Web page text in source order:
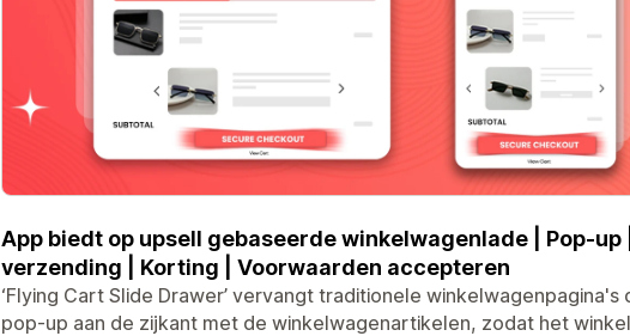
App biedt op upsell gebaseerde winkelwagenlade | Pop-
verzending | Korting | Voorwaarden accepteren
‘Flying Cart Slide Drawer’ vervangt traditionele
pop-up aan de zijkant met de winkelwagenartikelen, zodat het